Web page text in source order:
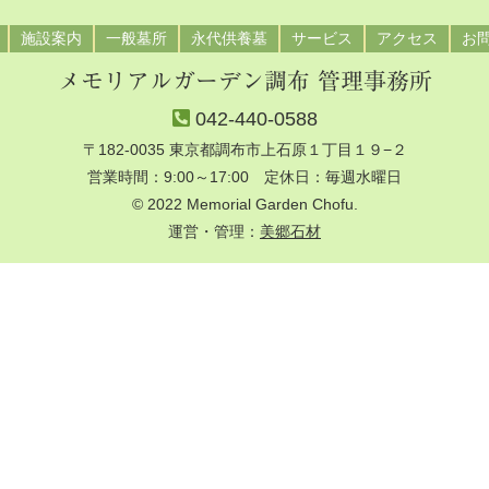
施設案内 一般墓所 永代供養墓 サービス アクセス お
メモリアルガーデン調布 管理事務所
042-440-0588
〒182-0035 東京都調布市上石原１丁目１９−２
営業時間：9:00～17:00 定休日：毎週水曜日
© 2022 Memorial Garden Chofu.
運営・管理： 美郷石材